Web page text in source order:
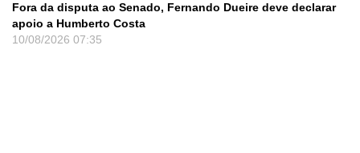
Fora da disputa ao Senado, Fernando Dueire deve declarar
apoio a Humberto Costa
10/08/2026 07:35